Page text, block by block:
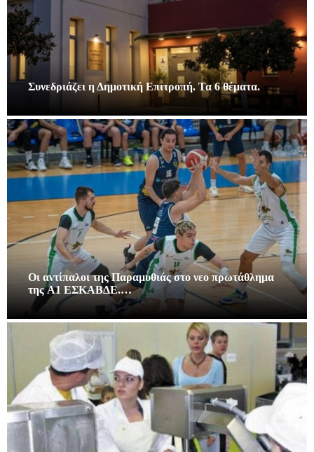
Συνεδριάζει η Δημοτική Επιτροπή. Τα 6 θέματα.
Οι αντίπαλοι της Παραμυθιάς στο νεο πρωτάθλημα
της A1 ΕΣΚΑΒΔΕ.…